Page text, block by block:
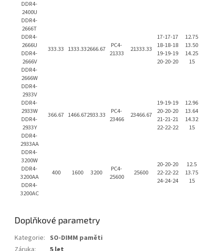
DDR4-
2400U
DDR4-
2666T
DDR4-
2666U
DDR4-
2666V
DDR4-
2666W
333.33 1333.332666.67
PC4-
21333
21333.33
17-17-17
18-18-18
19-19-19
20-20-20
12.75
13.50
14.25
15
DDR4-
2933V
DDR4-
2933W
DDR4-
2933Y
DDR4-
2933AA
366.67 1466.672933.33
PC4-
23466
23466.67
19-19-19
20-20-20
21-21-21
22-22-22
12.96
13.64
14.32
15
DDR4-
3200W
DDR4-
3200AA
DDR4-
3200AC
400 1600 3200
PC4-
25600
25600
20-20-20
22-22-22
24-24-24
12.5
13.75
15
Doplňkové parametry
Kategorie: SO-DIMM paměti